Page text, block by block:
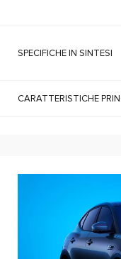
SPECIFICHE IN SINTESI
CARATTERISTICHE